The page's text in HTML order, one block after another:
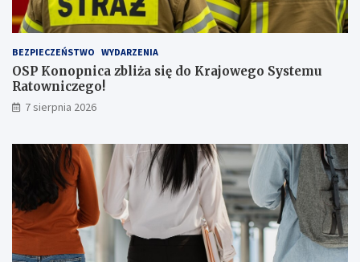
a
a
ż
e
r
!
BEZPIECZEŃSTWO WYDARZENIA
OSP Konopnica zbliża się do Krajowego Systemu
Ratowniczego!
7 sierpnia 2026